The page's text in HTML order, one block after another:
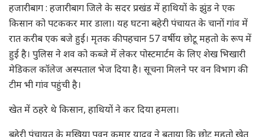
हजारीबाग : हजारीबाग जिले के सदर प्रखंड में हाथियों के झुंड ने एक
किसान को पटककर मार डाला। यह घटना बहेरी पंचायत के चानों गांव में
रात करीब एक बजे हुई। मृतक की पहचान 57 वर्षीय छोटू महतो के रूप में
हुई है। पुलिस ने शव को कब्जे में लेकर पोस्टमार्टम के लिए शेख भिखारी
मेडिकल कॉलेज अस्पताल भेज दिया है। सूचना मिलने पर वन विभाग की
टीम भी गांव पहुंची है।
खेत में ठहरे थे किसान, हाथियों ने कर दिया हमला।
बहेरी पंचायत के मुखिया पवन कुमार यादव ने बताया कि छोटू महतो खेत